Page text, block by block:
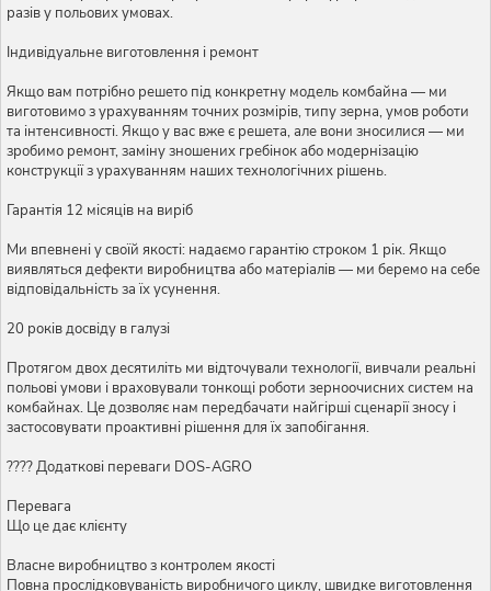
разів у польових умовах.
Індивідуальне виготовлення і ремонт
Якщо вам потрібно решето під конкретну модель комбайна — ми
виготовимо з урахуванням точних розмірів, типу зерна, умов роботи
та інтенсивності. Якщо у вас вже є решета, але вони зносилися — ми
зробимо ремонт, заміну зношених гребінок або модернізацію
конструкції з урахуванням наших технологічних рішень.
Гарантія 12 місяців на виріб
Ми впевнені у своїй якості: надаємо гарантію строком 1 рік. Якщо
виявляться дефекти виробництва або матеріалів — ми беремо на себе
відповідальність за їх усунення.
20 років досвіду в галузі
Протягом двох десятиліть ми відточували технології, вивчали реальні
польові умови і враховували тонкощі роботи зерноочисних систем на
комбайнах. Це дозволяє нам передбачати найгірші сценарії зносу і
застосовувати проактивні рішення для їх запобігання.
???? Додаткові переваги DOS-AGRO
Перевага
Що це дає клієнту
Власне виробництво з контролем якості
Повна прослідковуваність виробничого циклу, швидке виготовлення